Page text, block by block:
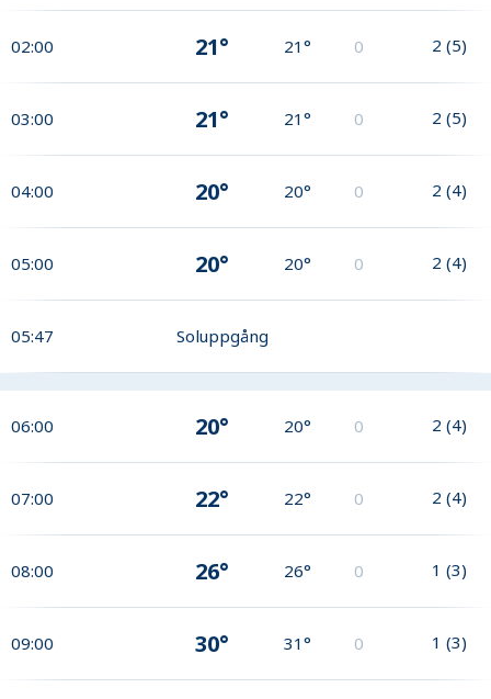
02:00 21° 21° 0 2 (5)
03:00 21° 21° 0 2 (5)
04:00 20° 20° 0 2 (4)
05:00 20° 20° 0 2 (4)
05:47 Soluppgång
06:00 20° 20° 0 2 (4)
07:00 22° 22° 0 2 (4)
08:00 26° 26° 0 1 (3)
09:00 30° 31° 0 1 (3)